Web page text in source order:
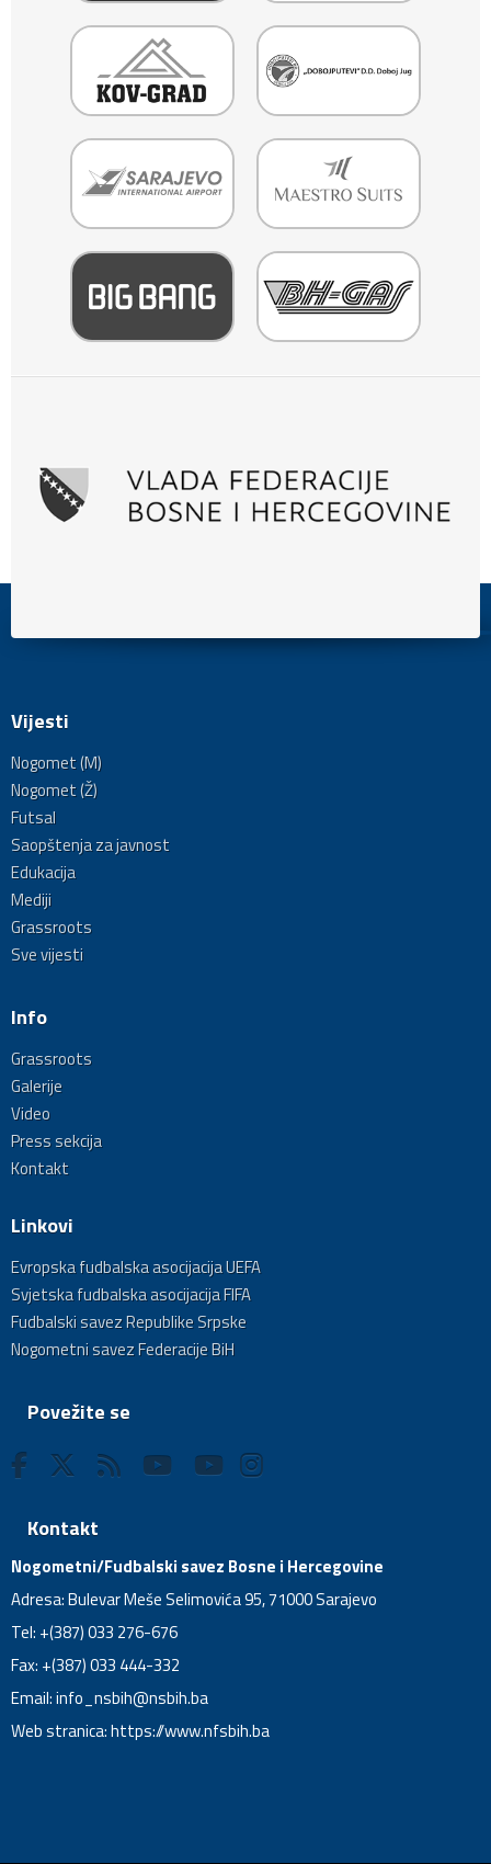
Vijesti
Nogomet (M)
Nogomet (Ž)
Futsal
Saopštenja za javnost
Edukacija
Mediji
Grassroots
Sve vijesti
Info
Grassroots
Galerije
Video
Press sekcija
Kontakt
Linkovi
Evropska fudbalska asocijacija UEFA
Svjetska fudbalska asocijacija FIFA
Fudbalski savez Republike Srpske
Nogometni savez Federacije BiH
Povežite se
Kontakt
Nogometni/Fudbalski savez Bosne i Hercegovine
Adresa: Bulevar Meše Selimovića 95, 71000 Sarajevo
Tel: +(387) 033 276-676
Fax: +(387) 033 444-332
Email:info_nsbih@nsbih.ba
Web stranica: https://www.nfsbih.ba